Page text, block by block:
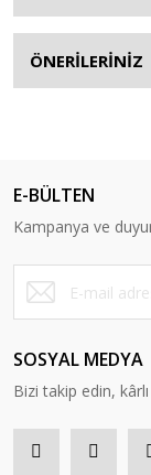
ÖNERİLERİNİZ
E-BÜLTEN
Kampanya ve
SOSYAL MEDYA
Bizi takip edin, kârlı